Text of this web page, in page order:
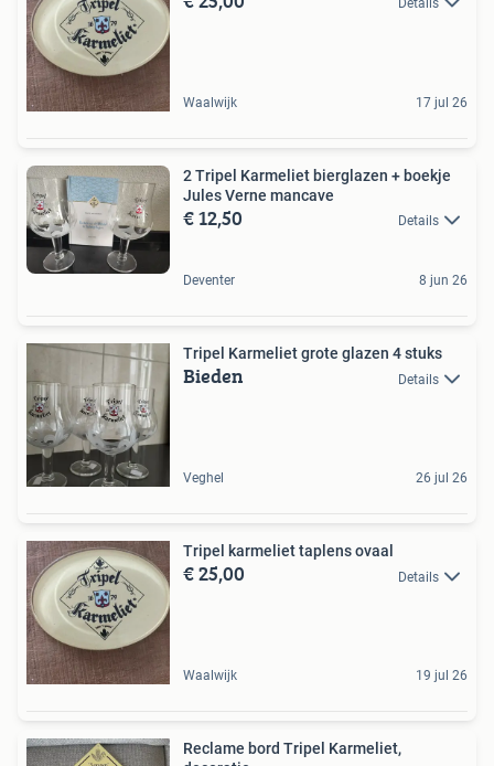
Details
Waalwijk 17 jul 26
2 Tripel Karmeliet bierglazen + boekje
Jules Verne mancave
€ 12,50 Details
Deventer 8 jun 26
Tripel Karmeliet grote glazen 4 stuks
Bieden Details
Veghel 26 jul 26
Tripel karmeliet taplens ovaal
€ 25,00 Details
Waalwijk 19 jul 26
Reclame bord Tripel Karmeliet,